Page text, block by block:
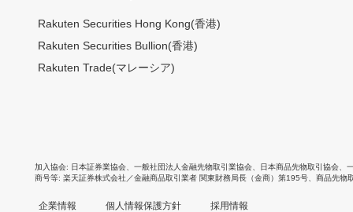
Rakuten Securities Hong Kong(香港)
Rakuten Securities Bullion(香港)
Rakuten Trade(マレーシア)
加入協会 日本証券業協会 一般社団法人金融先物取引業協会 日本商品先物取引協会
商号等 楽天証券株式会社／金融商品取引業者 関東財務局長（金商）第195号、商品先物
企業情報 個人情報保護方針 採用情報